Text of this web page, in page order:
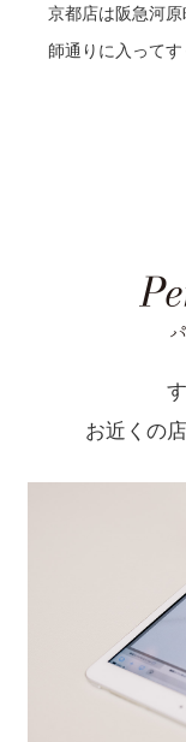
京都店は阪急河
師通りに入ってす
お近くの